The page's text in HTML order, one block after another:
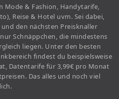
Mode & Fashion, Handytarife,
Reise & Hotel uvm. Sei dabei,
den nächsten Preisknaller
Schnäppchen, die mindestens
liegen. Unter den besten
findest du beispielsweise
Datentarife für 3,99€ pro Monat
Das alles und noch viel